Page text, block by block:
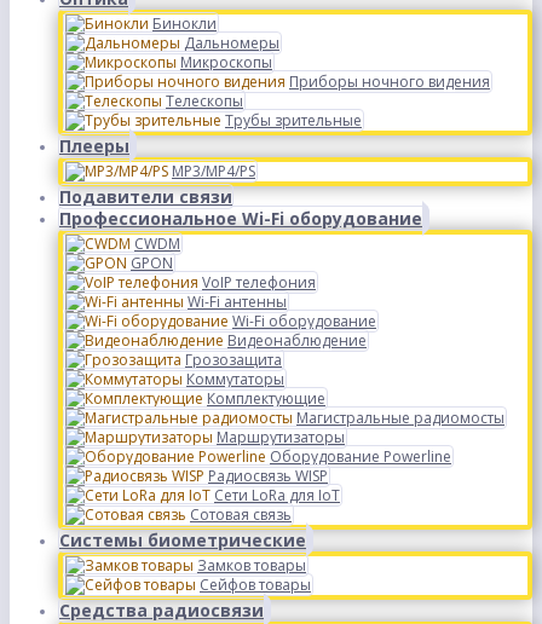
Бинокли
Дальномеры
Микроскопы
Приборы ночного видения
Телескопы
Трубы зрительные
Плееры
MP3/MP4/PS
Подавители связи
Профессиональное Wi-Fi оборудование
CWDM
GPON
VoIP телефония
Wi-Fi антенны
Wi-Fi оборудование
Видеонаблюдение
Грозозащита
Коммутаторы
Комплектующие
Магистральные радиомосты
Маршрутизаторы
Оборудование Powerline
Радиосвязь WISP
Сети LoRa для IoT
Сотовая связь
Системы биометрические
Замков товары
Сейфов товары
Средства радиосвязи